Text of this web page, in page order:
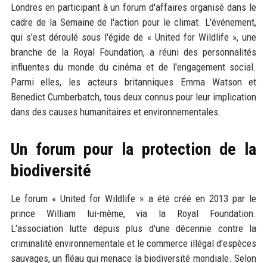
Londres en participant à un forum d'affaires organisé dans le
cadre de la Semaine de l'action pour le climat. L'événement,
qui s'est déroulé sous l'égide de « United for Wildlife », une
branche de la Royal Foundation, a réuni des personnalités
influentes du monde du cinéma et de l'engagement social.
Parmi elles, les acteurs britanniques Emma Watson et
Benedict Cumberbatch, tous deux connus pour leur implication
dans des causes humanitaires et environnementales.
Un forum pour la protection de la
biodiversité
Le forum « United for Wildlife » a été créé en 2013 par le
prince William lui-même, via la Royal Foundation.
L'association lutte depuis plus d'une décennie contre la
criminalité environnementale et le commerce illégal d'espèces
sauvages, un fléau qui menace la biodiversité mondiale. Selon